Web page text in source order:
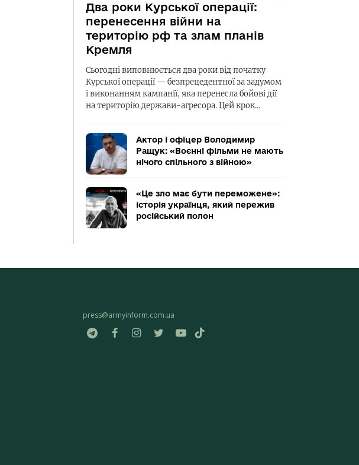
Два роки Курської операції:
перенесення війни на
територію рф та злам планів
Кремля
Сьогодні виповнюється два роки від початку
Курської операції — безпрецедентної за задумом
і виконанням кампанії, яка перенесла бойові дії
на територію держави-агресора. Цей крок…
Актор і офіцер Володимир
Ращук: «Воєнні фільми не мають
нічого спільного з війною»
«Це зло має бути переможене»:
історія українця, який пережив
російський полон
press@armyinform.com.ua